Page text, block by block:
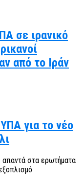
σε ιρανικό
από το Ιράν
για το νέο
απαντά στα ερωτήματα